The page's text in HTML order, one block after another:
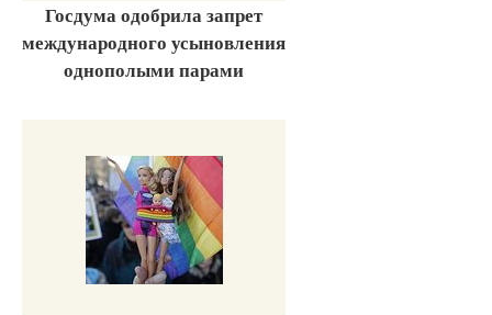
Госдума одобрила запрет
международного усыновления
однополыми парами